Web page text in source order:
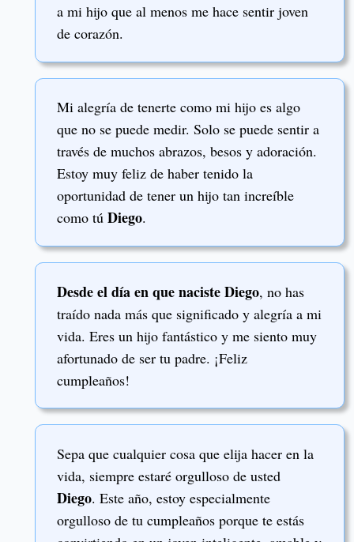
a mi hijo que al menos me hace sentir joven
de corazón.
Mi alegría de tenerte como mi hijo es algo
que no se puede medir. Solo se puede sentir a
través de muchos abrazos, besos y adoración.
Estoy muy feliz de haber tenido la
oportunidad de tener un hijo tan increíble
como tú Diego.
Desde el día en que naciste Diego, no has
traído nada más que significado y alegría a mi
vida. Eres un hijo fantástico y me siento muy
afortunado de ser tu padre. ¡Feliz
cumpleaños!
Sepa que cualquier cosa que elija hacer en la
vida, siempre estaré orgulloso de usted
Diego. Este año, estoy especialmente
orgulloso de tu cumpleaños porque te estás